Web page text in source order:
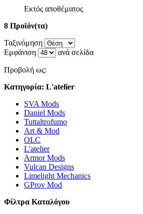
Εκτός αποθέματος
8 Προϊόν(τα)
Ταξινόμηση
Εμφάνιση
ανά σελίδα
Προβολή ως:
Κατηγορία: L'atelier
SVA Mods
Daniel Mods
Tuttaltrofumo
Art & Mod
OLC
L'atelier
Armor Mods
Vulcan Designs
Limelight Mechanics
GProv Mod
Φίλτρα Καταλόγου